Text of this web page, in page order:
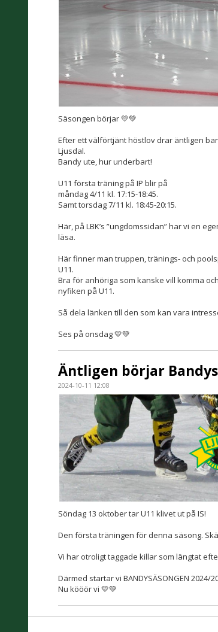
Säsongen börjar 💛💚
Efter ett välförtjänt höstlov drar äntligen
Ljusdal.
Bandy ute, hur underbart!
U11 första träning på IP blir på
måndag 4/11 kl. 17:15-18:45.
Samt torsdag 7/11 kl. 18:45-20:15.
Här, på LBK’s ”ungdomssidan” har vi en
läsa.
Här finner man truppen, tränings- och
U11.
Bra för anhöriga som kanske vill komma
nyfiken på U11.
Så dela länken till den som kan vara
Ses på onsdag 💛💚
Äntligen börjar
2024-10-11 12:08
Söndag 13 oktober tar U11 klivet ut på IS!
Den första träningen för denna säsong.
Vi har otroligt taggade killar som längtat
Därmed startar vi BANDYSÄSONGEN 2024/
Nu kööör vi 💛💚